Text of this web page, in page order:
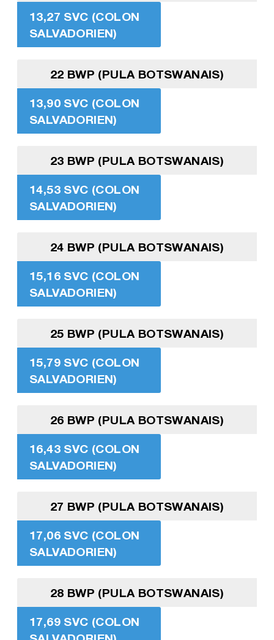
13,27 SVC (COLON
SALVADORIEN)
22 BWP (PULA BOTSWANAIS)
13,90 SVC (COLON
SALVADORIEN)
23 BWP (PULA BOTSWANAIS)
14,53 SVC (COLON
SALVADORIEN)
24 BWP (PULA BOTSWANAIS)
15,16 SVC (COLON
SALVADORIEN)
25 BWP (PULA BOTSWANAIS)
15,79 SVC (COLON
SALVADORIEN)
26 BWP (PULA BOTSWANAIS)
16,43 SVC (COLON
SALVADORIEN)
27 BWP (PULA BOTSWANAIS)
17,06 SVC (COLON
SALVADORIEN)
28 BWP (PULA BOTSWANAIS)
17,69 SVC (COLON